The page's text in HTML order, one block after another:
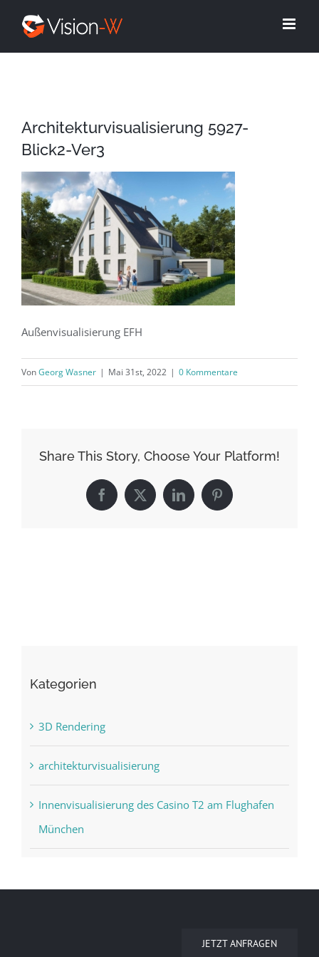
Architekturvisualisierung 5927-
Blick2-Ver3
Außenvisualisierung EFH
VonGeorg Wasner | Mai 31st, 2022 | 0 Kommentare
Share This Story, Choose Your Platform!
Facebook
X LinkedInPinterest
Kategorien
3D Rendering
architekturvisualisierung
Innenvisualisierung des Casino T2 am Flughafen
München
JETZT ANFRAGEN